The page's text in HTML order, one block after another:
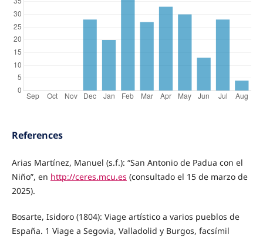
References
Arias Martínez, Manuel (s.f.): “San Antonio de Padua con el
Niño”, en http://ceres.mcu.es (consultado el 15 de marzo de
2025).
Bosarte, Isidoro (1804): Viage artístico a varios pueblos de
España. 1 Viage a Segovia, Valladolid y Burgos, facsímil